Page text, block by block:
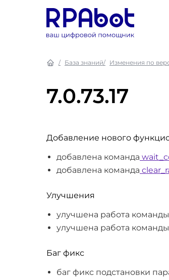
База знаний Изменения по
7.0.73.17
Добавление нового
добавлена команда
добавлена команда
Улучшения
улучшена работа команды
улучшена работа команды
Баг фикс
баг фикс подстановки